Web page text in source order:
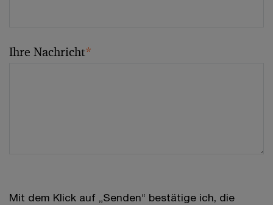
Ihre Nachricht*
Mit dem Klick auf „Senden“ bestätige ich, die